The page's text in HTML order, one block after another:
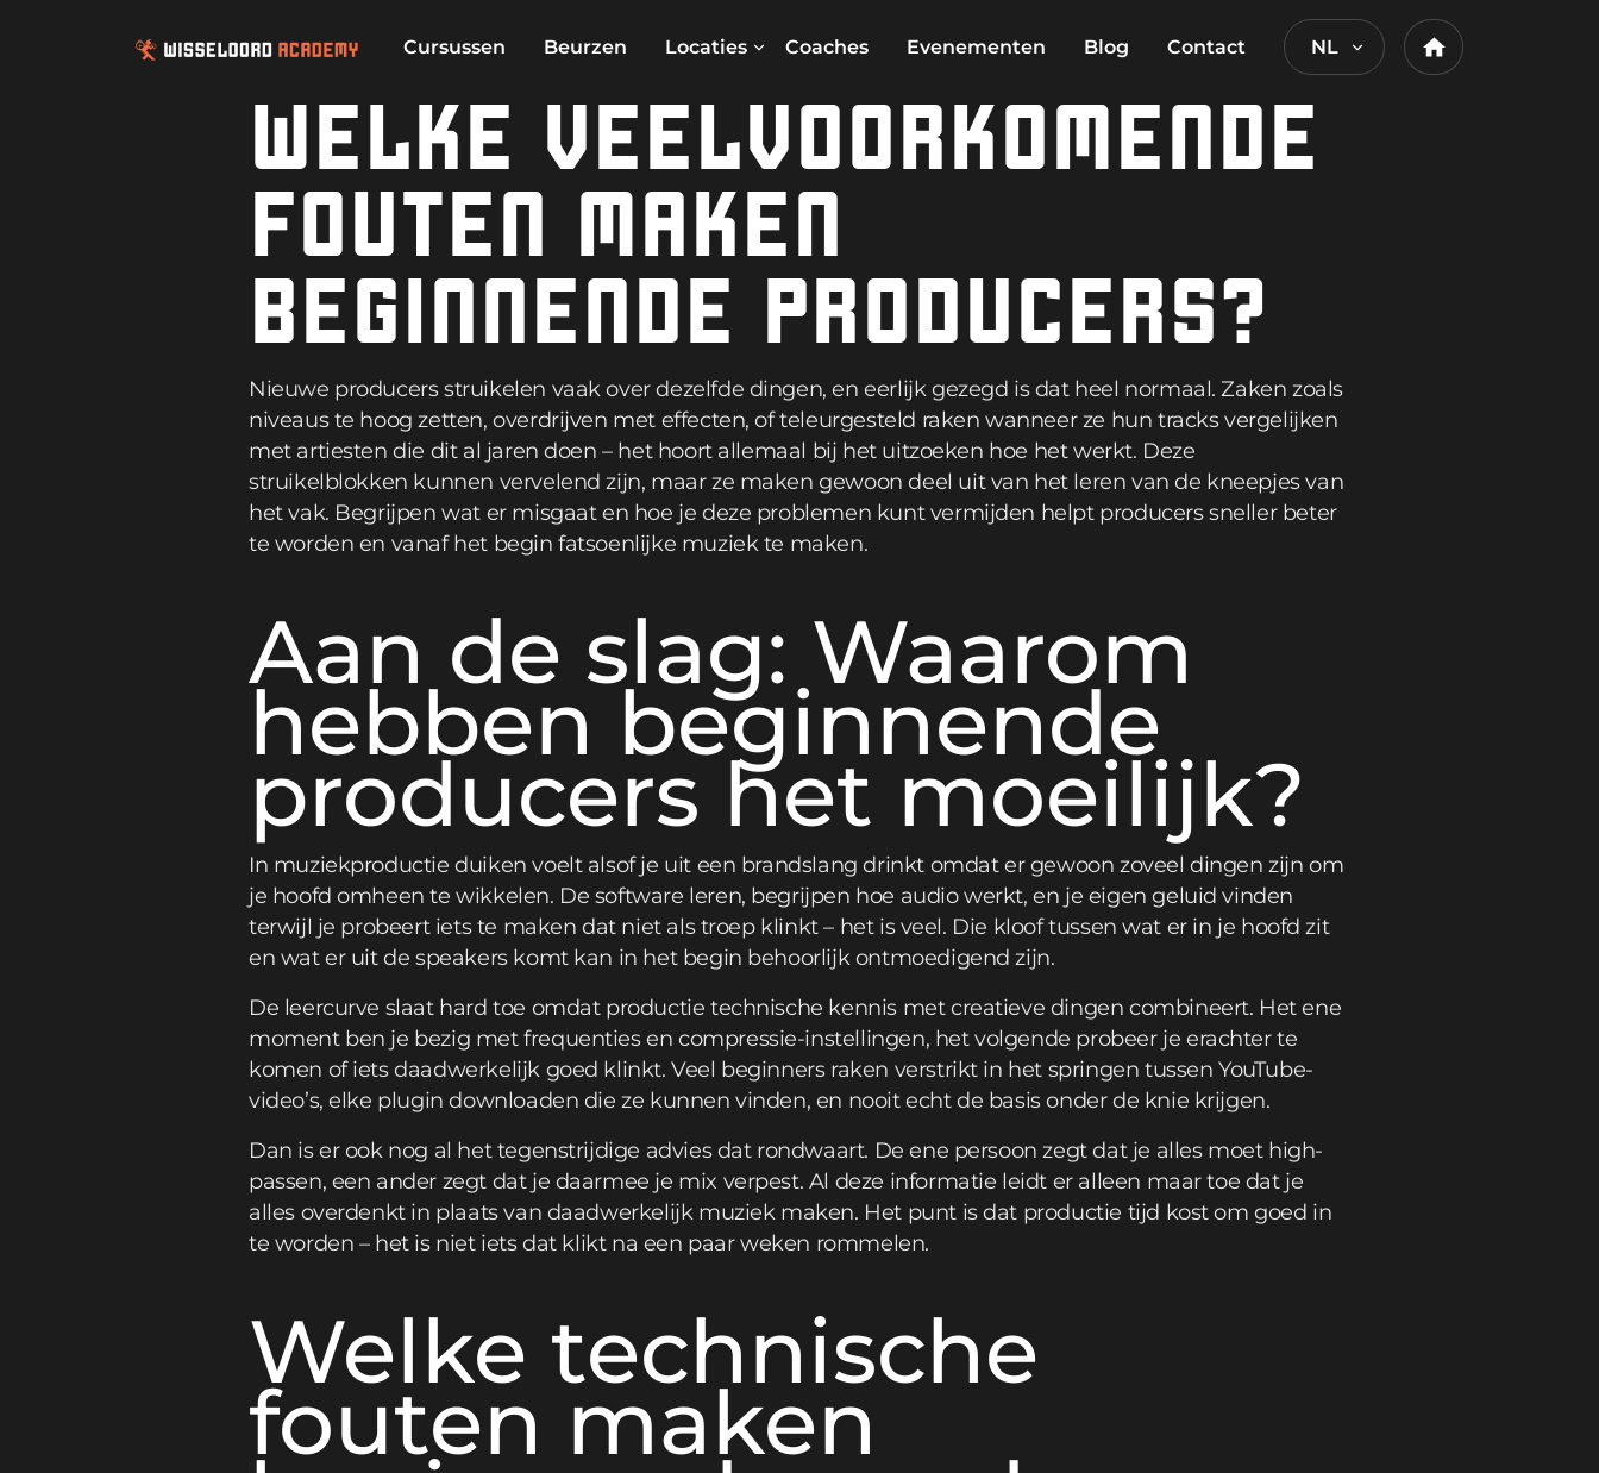
Cursussen Beurzen Locaties Coaches Evenementen Blog Contact NL Home
WELKE VEELVOORKOMENDE
FOUTEN MAKEN
BEGINNENDE PRODUCERS?
Nieuwe producers struikelen vaak over dezelfde dingen, en eerlijk gezegd is dat heel normaal. Zaken zoals
niveaus te hoog zetten, overdrijven met effecten, of teleurgesteld raken wanneer ze hun tracks vergelijken
met artiesten die dit al jaren doen – het hoort allemaal bij het uitzoeken hoe het werkt. Deze
struikelblokken kunnen vervelend zijn, maar ze maken gewoon deel uit van het leren van de kneepjes van
het vak. Begrijpen wat er misgaat en hoe je deze problemen kunt vermijden helpt producers sneller beter
te worden en vanaf het begin fatsoenlijke muziek te maken.
Aan de slag: Waarom
hebben beginnende
producers het moeilijk?
In muziekproductie duiken voelt alsof je uit een brandslang drinkt omdat er gewoon zoveel dingen zijn om
je hoofd omheen te wikkelen. De software leren, begrijpen hoe audio werkt, en je eigen geluid vinden
terwijl je probeert iets te maken dat niet als troep klinkt – het is veel. Die kloof tussen wat er in je hoofd zit
en wat er uit de speakers komt kan in het begin behoorlijk ontmoedigend zijn.
De leercurve slaat hard toe omdat productie technische kennis met creatieve dingen combineert. Het ene
moment ben je bezig met frequenties en compressie-instellingen, het volgende probeer je erachter te
komen of iets daadwerkelijk goed klinkt. Veel beginners raken verstrikt in het springen tussen YouTube-
video’s, elke plugin downloaden die ze kunnen vinden, en nooit echt de basis onder de knie krijgen.
Dan is er ook nog al het tegenstrijdige advies dat rondwaart. De ene persoon zegt dat je alles moet high-
passen, een ander zegt dat je daarmee je mix verpest. Al deze informatie leidt er alleen maar toe dat je
alles overdenkt in plaats van daadwerkelijk muziek maken. Het punt is dat productie tijd kost om goed in
te worden – het is niet iets dat klikt na een paar weken rommelen.
Welke technische
fouten maken